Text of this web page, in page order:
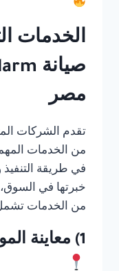
الخدمات
مصر
تقدم الشركات
من الخدمات
في طريقة التنفيذ
خبرتها في
من الخدمات
1) معاينة الموقع وتحديد الاحتياجات